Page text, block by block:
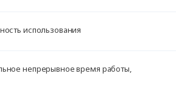
использования
непрерывное время работы,